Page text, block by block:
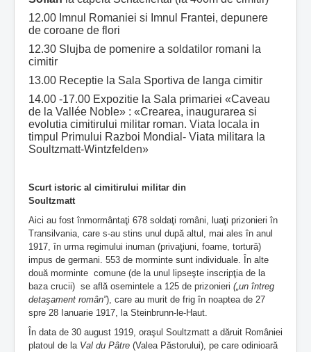
12.00 Imnul Romaniei si Imnul Frantei, depunere
de coroane de flori
12.30 Slujba de pomenire a soldatilor romani la
cimitir
13.00 Receptie la Sala Sportiva de langa cimitir
14.00 -17.00 Expozitie la Sala primariei «Caveau
de la Vallée Noble» : «Crearea, inaugurarea si
evolutia cimitirului militar roman. Viata locala in
timpul Primului Razboi Mondial- Viata militara la
Soultzmatt-Wintzfelden»
Scurt istoric al cimitirului militar din
Soultzmatt
Aici au fost înmormântaţi 678 soldaţi români, luaţi prizonieri în
Transilvania, care s-au stins unul după altul, mai ales în anul
1917, în urma regimului inuman (privaţiuni, foame, tortură)
impus de germani. 553 de morminte sunt individuale. În alte
două morminte comune (de la unul lipseşte inscripţia de la
baza crucii) se află osemintele a 125 de prizonieri („un întreg
detaşament român”), care au murit de frig în noaptea de 27
spre 28 Ianuarie 1917, la Steinbrunn-le-Haut.
În data de 30 august 1919, oraşul Soultzmatt a dăruit României
platoul de la Val du Pâtre (Valea Păstorului), pe care odinioară